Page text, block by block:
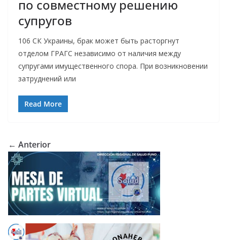
по совместному решению
супругов
106 СК Украины, брак может быть расторгнут
отделом ГРАГС независимо от наличия между
супругами имущественного спора. При возникновении
затруднений или
Read More
← Anterior